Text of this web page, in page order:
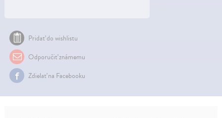
Pridať do wishlistu
Odporučiť známemu
Zdielať na Facebooku